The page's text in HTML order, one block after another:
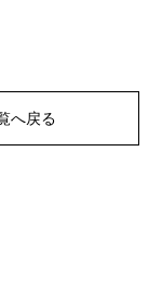
へ戻る